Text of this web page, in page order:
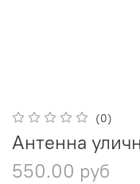
(0)
Антенна
550.00 руб